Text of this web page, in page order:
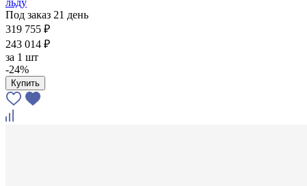
Под заказ 21 день
319 755 ₽
243 014 ₽
за 1 шт
-24%
Купить